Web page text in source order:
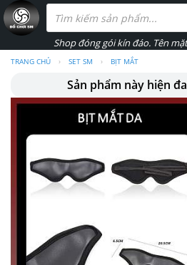
Skip
to
Tìm
kiếm
phẩm
TRANG CHỦ › SET SM › BỊT MẮT
Sản phẩm này hiện